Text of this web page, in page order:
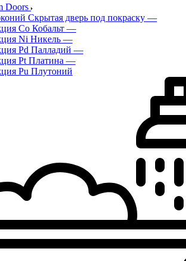
Doors
Скрытая дверь под покраску —
Co Кобальт —
Ni Никель —
Pd Палладий —
Pt Платина —
Pu Плутоний